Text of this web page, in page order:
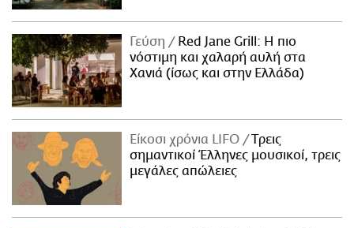
Γεύση
Red Jane Grill: Η πιο
νόστιμη και χαλαρή αυλή στα
Χανιά (ίσως και στην Ελλάδα)
Είκοσι χρόνια LIFO
Tρεις
σημαντικοί Έλληνες μουσικοί, τρεις
μεγάλες απώλειες